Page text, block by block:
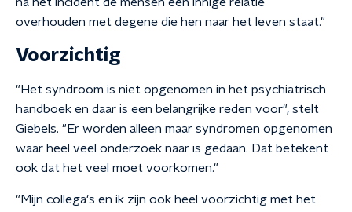
overhouden met degene die hen naar het leven staat."
Voorzichtig
"Het syndroom is niet opgenomen in het psychiatrisch
handboek en daar is een belangrijke reden voor", stelt
Giebels. "Er worden alleen maar syndromen opgenomen
waar heel veel onderzoek naar is gedaan. Dat betekent
ook dat het veel moet voorkomen."
"Mijn collega's en ik zijn ook heel voorzichtig met het